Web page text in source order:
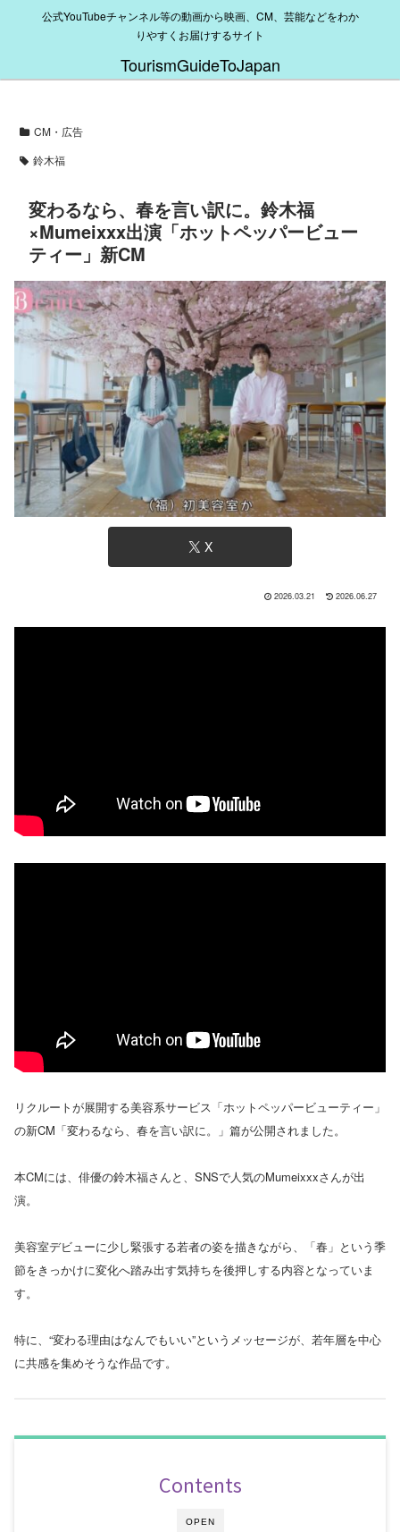
公式YouTubeチャンネル等の動画から映画、CM、芸能などをわか
りやすくお届けするサイト
TourismGuideToJapan
CM・広告
鈴木福
変わるなら、春を言い訳に。鈴木福
×Mumeixxx出演「ホットペッパービュー
ティー」新CM
X
2026.03.21 2026.06.27
リクルートが展開する美容系サービス「ホットペッパービューティー」
の新CM「変わるなら、春を言い訳に。」篇が公開されました。
本CMには、俳優の鈴木福さんと、SNSで人気のMumeixxxさんが出
演。
美容室デビューに少し緊張する若者の姿を描きながら、「春」という季
節をきっかけに変化へ踏み出す気持ちを後押しする内容となっていま
す。
特に、“変わる理由はなんでもいい”というメッセージが、若年層を中心
に共感を集めそうな作品です。
OPEN
Contents